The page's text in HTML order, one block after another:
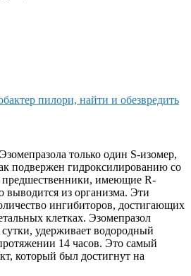
пилори, найти и обезвредить
только один S-изомер,
подвержен гидроксилированию со
предшественники, имеющие R-
выводится из организма. Эти
ингибиторов, достигающих
клетках. Эзомепразол
удерживает водородный
14 часов. Это самый
который был достигнут на